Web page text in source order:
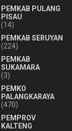
PEMKAB PULANG
PISAU
(14)
PEMKAB SERUYAN
(224)
PEMKAB
SUKAMARA
(3)
PEMKO
PALANGKARAYA
(470)
PEMPROV
KALTENG